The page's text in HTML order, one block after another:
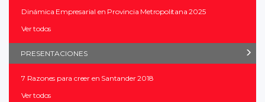
Dinámica Empresarial en Provincia Metropolitana 2025
Ver todos
PRESENTACIONES
7 Razones para creer en Santander 2018
Ver todos